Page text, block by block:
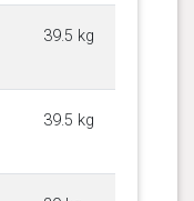
39.5 kg
39.5 kg